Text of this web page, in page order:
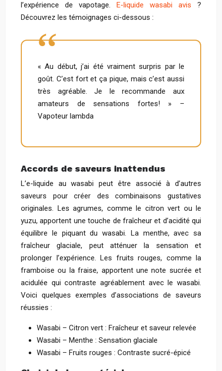
l’expérience de vapotage. E-liquide wasabi avis ?
Découvrez les témoignages ci-dessous :
« Au début, j’ai été vraiment surpris par le
goût. C’est fort et ça pique, mais c’est aussi
très agréable. Je le recommande aux
amateurs de sensations fortes! » –
Vapoteur lambda
Accords de saveurs inattendus
L’e-liquide au wasabi peut être associé à d’autres
saveurs pour créer des combinaisons gustatives
originales. Les agrumes, comme le citron vert ou le
yuzu, apportent une touche de fraîcheur et d’acidité qui
équilibre le piquant du wasabi. La menthe, avec sa
fraîcheur glaciale, peut atténuer la sensation et
prolonger l’expérience. Les fruits rouges, comme la
framboise ou la fraise, apportent une note sucrée et
acidulée qui contraste agréablement avec le wasabi.
Voici quelques exemples d’associations de saveurs
réussies :
Wasabi – Citron vert : Fraîcheur et saveur relevée
Wasabi – Menthe : Sensation glaciale
Wasabi – Fruits rouges : Contraste sucré-épicé